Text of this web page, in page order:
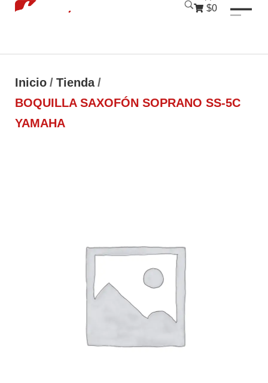
$0
Inicio / Tienda /
BOQUILLA SAXOFÓN SOPRANO SS-5C
YAMAHA